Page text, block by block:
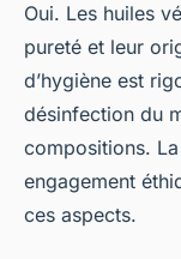
Oui. Les huiles
pureté et leur
d’hygiène est
désinfection du
compositions.
engagement
ces aspects.